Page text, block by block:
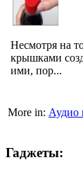
Несмотря на
крышками
ими, пор...
More in: Аудио
Гаджеты: